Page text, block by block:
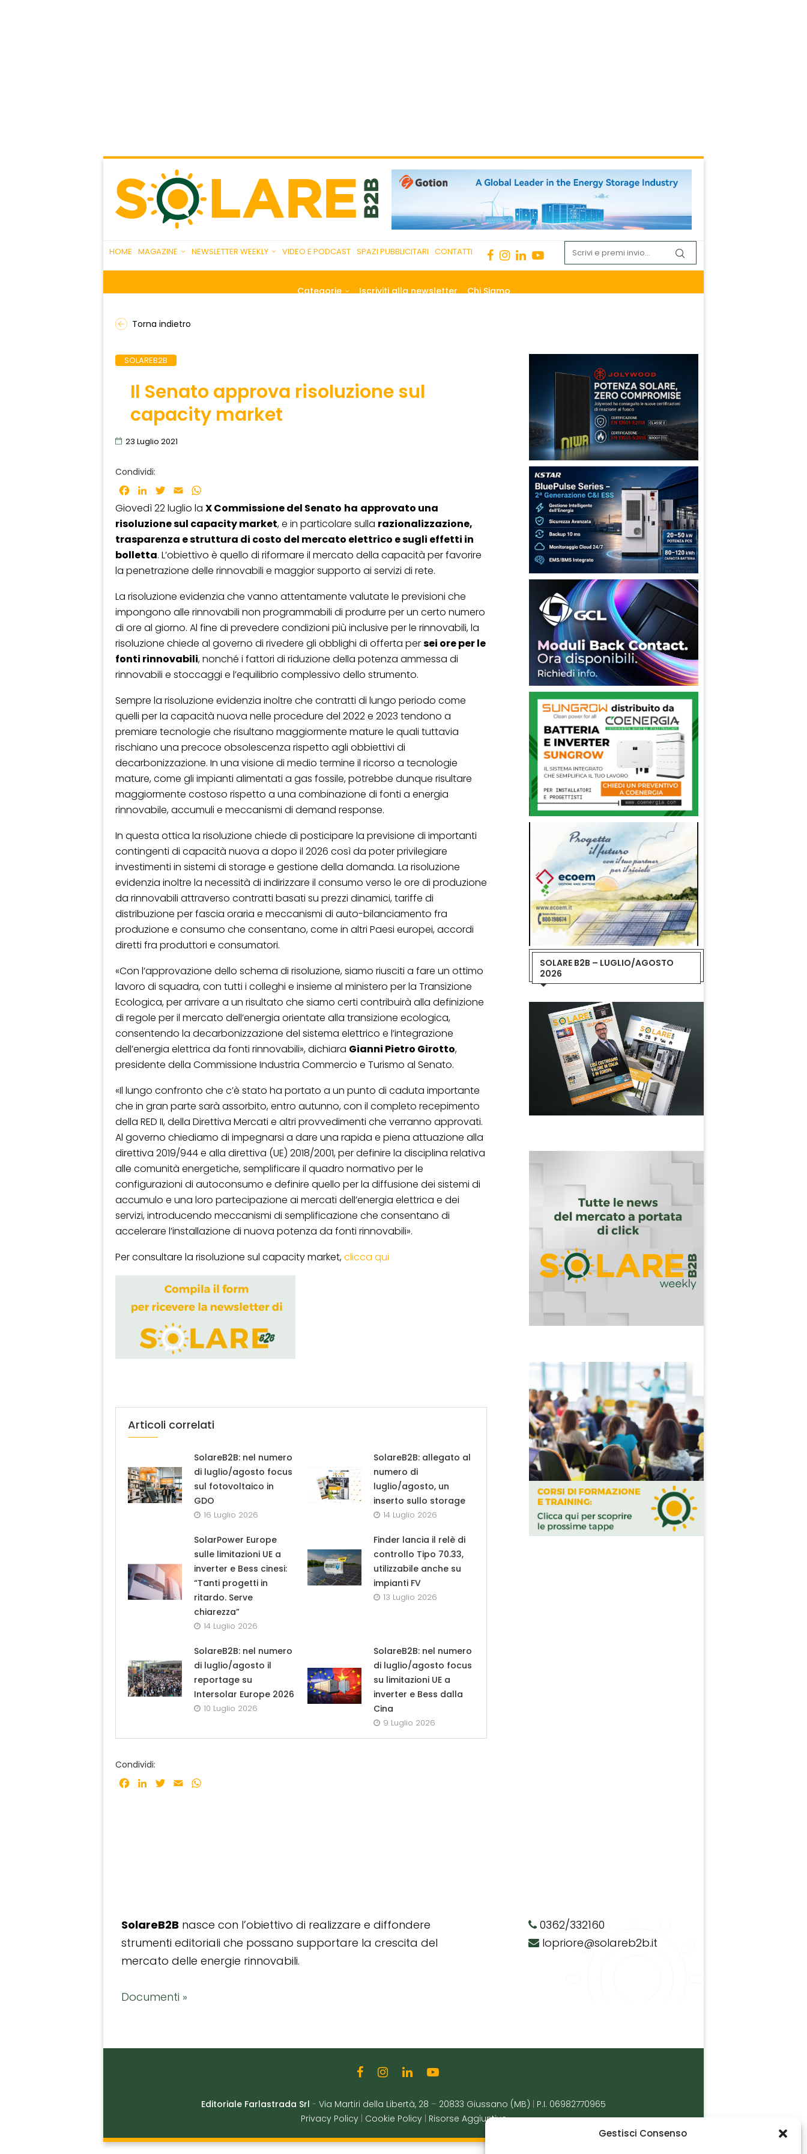
Gestisci Consenso
HOME MAGAZINE NEWSLETTER WEEKLY VIDEO E PODCAST SPAZI PUBBLICITARI CONTATTI
Categorie Iscriviti alla newsletter Chi Siamo
Torna indietro
SOLAREB2B
Il Senato approva risoluzione sul
capacity market
23 Luglio 2021
Condividi:
Facebook
LinkedInTwitter
Email
Giovedì 22 luglio la X Commissione del Senato ha approvato una
risoluzione sul capacity market, e in particolare sulla razionalizzazione,
trasparenza e struttura di costo del mercato elettrico e sugli effetti in
bolletta. L’obiettivo è quello di riformare il mercato della capacità per favorire
la penetrazione delle rinnovabili e maggior supporto ai servizi di rete.
La risoluzione evidenzia che vanno attentamente valutate le previsioni che
impongono alle rinnovabili non programmabili di produrre per un certo numero
di ore al giorno. Al fine di prevedere condizioni più inclusive per le rinnovabili, la
risoluzione chiede al governo di rivedere gli obblighi di offerta persei ore per le
fonti rinnovabili, nonché i fattori di riduzione della potenza ammessa di
rinnovabili e stoccaggi e l’equilibrio complessivo dello strumento.
Sempre la risoluzione evidenzia inoltre che contratti di lungo periodo come
quelli per la capacità nuova nelle procedure del 2022 e 2023 tendono a
premiare tecnologie che risultano maggiormente mature le quali tuttavia
rischiano una precoce obsolescenza rispetto agli obbiettivi di
decarbonizzazione. In una visione di medio termine il ricorso a tecnologie
mature, come gli impianti alimentati a gas fossile, potrebbe dunque risultare
maggiormente costoso rispetto a una combinazione di fonti a energia
rinnovabile, accumuli e meccanismi di demand response.
In questa ottica la risoluzione chiede di posticipare la previsione di importanti
contingenti di capacità nuova a dopo il 2026 così da poter privilegiare
investimenti in sistemi di storage e gestione della domanda. La risoluzione
evidenzia inoltre la necessità di indirizzare il consumo verso le ore di produzione
da rinnovabili attraverso contratti basati su prezzi dinamici, tariffe di
distribuzione per fascia oraria e meccanismi di auto-bilanciamento fra
produzione e consumo che consentano, come in altri Paesi europei, accordi
diretti fra produttori e consumatori.
«Con l’approvazione dello schema di risoluzione, siamo riusciti a fare un ottimo
lavoro di squadra, con tutti i colleghi e insieme al ministero per la Transizione
Ecologica, per arrivare a un risultato che siamo certi contribuirà alla definizione
di regole per il mercato dell’energia orientate alla transizione ecologica,
consentendo la decarbonizzazione del sistema elettrico e l’integrazione
dell’energia elettrica da fonti rinnovabili», dichiara Gianni Pietro Girotto,
presidente della Commissione Industria Commercio e Turismo al Senato.
«Il lungo confronto che c’è stato ha portato a un punto di caduta importante
che in gran parte sarà assorbito, entro autunno, con il completo recepimento
della RED II, della Direttiva Mercati e altri provvedimenti che verranno approvati.
Al governo chiediamo di impegnarsi a dare una rapida e piena attuazione alla
direttiva 2019/944 e alla direttiva (UE) 2018/2001, per definire la disciplina relativa
alle comunità energetiche, semplificare il quadro normativo per le
configurazioni di autoconsumo e definire quello per la diffusione dei sistemi di
accumulo e una loro partecipazione ai mercati dell’energia elettrica e dei
servizi, introducendo meccanismi di semplificazione che consentano di
accelerare l’installazione di nuova potenza da fonti rinnovabili».
Per consultare la risoluzione sul capacity market,clicca qui
Articoli correlati
SolareB2B: nel numero
di luglio/agosto focus
sul fotovoltaico in
GDO
16 Luglio 2026
SolareB2B: allegato al
numero di
luglio/agosto, un
inserto sullo storage
14 Luglio 2026
SolarPower Europe
sulle limitazioni UE a
inverter e Bess cinesi:
“Tanti progetti in
ritardo. Serve
chiarezza”
14 Luglio 2026
Finder lancia il relè di
controllo Tipo 70.33,
utilizzabile anche su
impianti FV
13 Luglio 2026
SolareB2B: nel numero
di luglio/agosto il
reportage su
Intersolar Europe 2026
10 Luglio 2026
SolareB2B: nel numero
di luglio/agosto focus
su limitazioni UE a
inverter e Bess dalla
Cina
9 Luglio 2026
Condividi:
Facebook
LinkedInTwitter
Email
SOLARE B2B – LUGLIO/AGOSTO
2026
SolareB2B nasce con l’obiettivo di realizzare e diffondere
strumenti editoriali che possano supportare la crescita del
mercato delle energie rinnovabili.
Documenti »
0362/332160
lopriore@solareb2b.it
Editoriale Farlastrada Srl - Via Martiri della Libertà, 28 – 20833 Giussano (MB)
P.I. 06982770965
Privacy Policy
Cookie Policy Risorse Aggiuntive